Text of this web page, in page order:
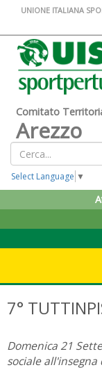
UNIONE ITALIANA
Comitato
Arezzo
Select Language ▼
7°
Domenica 21
sociale